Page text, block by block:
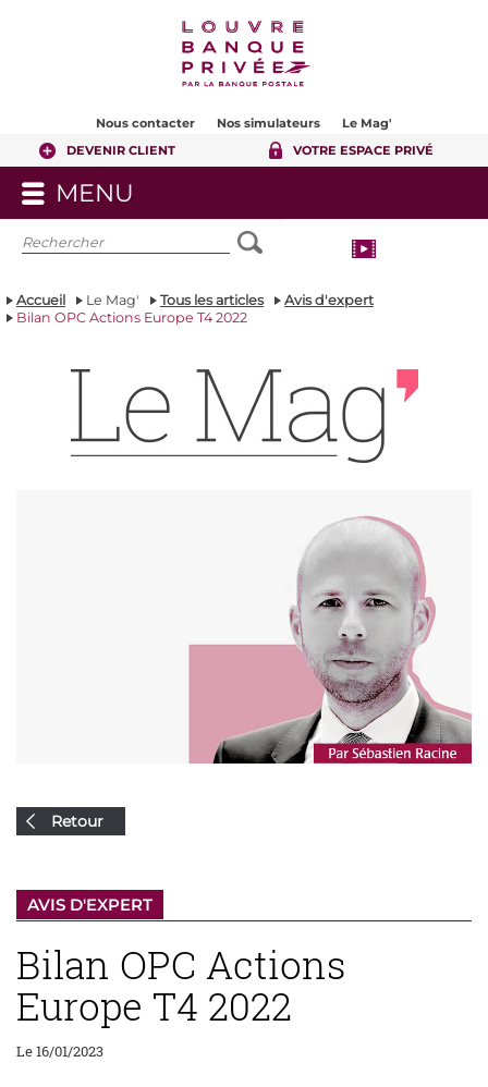
Nous contacter Nos simulateurs
Le Mag'
DEVENIR CLIENT
VOTRE ESPACE PRIVÉ
MENU
LE
MENU
Accueil Le Mag' Tous les articles
Avis d'expert
Bilan OPC Actions Europe T4 2022
Retour
AVIS D'EXPERT
Bilan OPC Actions
Europe T4 2022
Le 16/01/2023